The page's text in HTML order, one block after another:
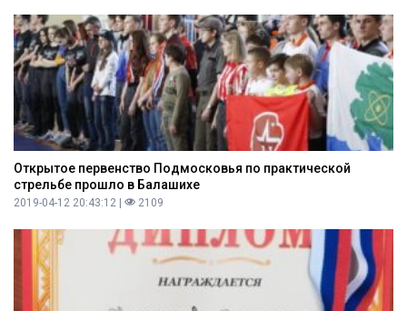
Открытое первенство Подмосковья по практической
стрельбе прошло в Балашихе
2019-04-12 20:43:12 | 2109